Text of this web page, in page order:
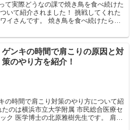
て実際どうなの課で焼き鳥を食べ続けた
いて紹介されました！ 挑戦してくれた
イさんです。 焼き鳥を食べ続けたら体
ゲンキの時間で肩こりの原因と対
策のやり方を紹介！
の時間で肩こり対策のやり方について紹
のは横浜市立大学附属 市民総合医療セ
ク 医学博士の北原雅樹先生です。 肩こ